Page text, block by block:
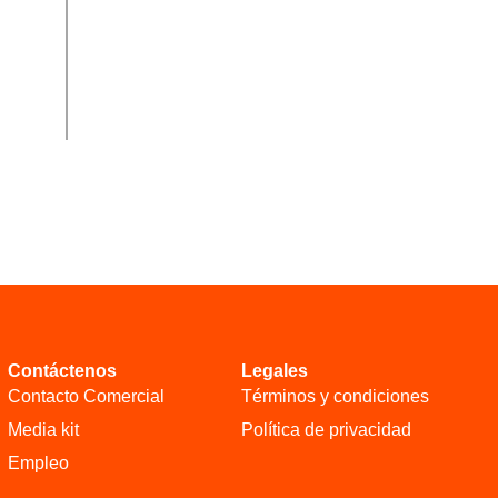
Contáctenos
Contacto Comercial
Media kit
Empleo
Legales
Términos y condiciones
Política de privacidad